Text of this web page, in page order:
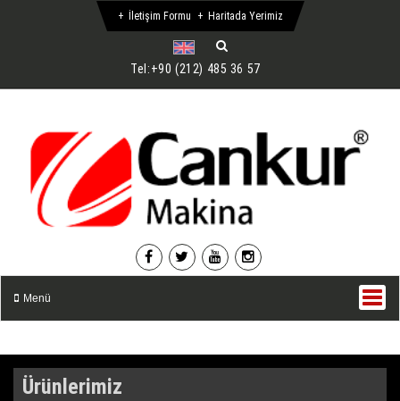
Tel:+90 (212) 485 36 57
İletişim Formu Haritada Yerimiz
Menü
Ürünlerimiz